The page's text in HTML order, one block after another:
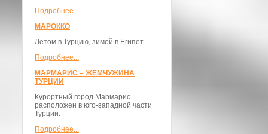
Подробнее...
МАРОККО
Летом в Турцию, зимой в Египет.
Подробнее...
МАРМАРИС – ЖЕМЧУЖИНА
ТУРЦИИ
Курортный город Мармарис
расположен в юго-западной части
Турции.
Подробнее...